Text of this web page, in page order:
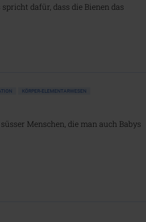
dafür, dass die Bienen das
KÖRPER-ELEMENTARWESEN
Menschen, die man auch Babys